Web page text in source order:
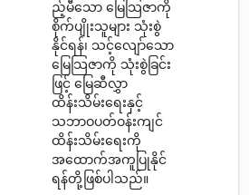
ည့်မီသော မြေသြဇာကို
စိုက်ပျိုးသူများ သုံးစွဲ
နိုင်ရန်၊ သင့်လျော်သော
မြေသြဇာကို သုံးစွဲခြင်း
ဖြင့် မြေဆီလွှာ
ထိန်းသိမ်းရေးနှင့်
သဘာဝပတ်ဝန်းကျင်
ထိန်းသိမ်းရေးကို
အထောက်အကူပြုနိုင်
ရန်တို့ဖြစ်ပါသည်။